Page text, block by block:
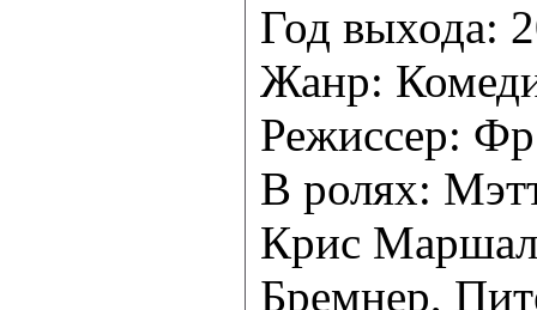
Год выхода:
Жанр:
Режиссер:
В ролях:
Крис
Бремнер,